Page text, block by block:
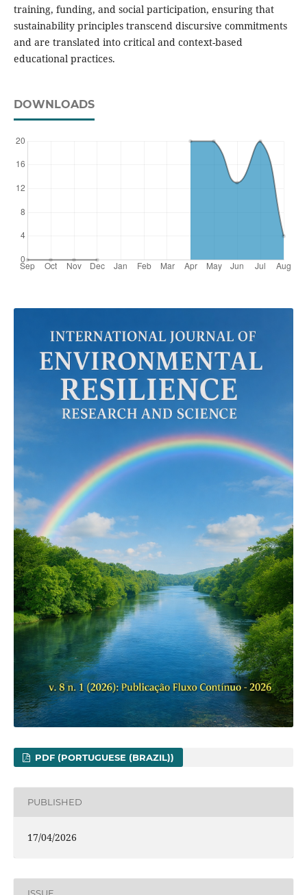
training, funding, and social participation, ensuring that
sustainability principles transcend discursive commitments
and are translated into critical and context-based
educational practices.
DOWNLOADS
PDF (PORTUGUESE (BRAZIL))
PUBLISHED
17/04/2026